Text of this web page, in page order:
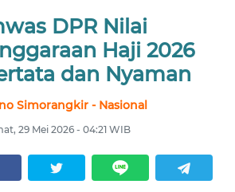
DPR Nilai
Haji 2026
dan Nyaman
Simorangkir - Nasional
29 Mei 2026 - 04:21 WIB